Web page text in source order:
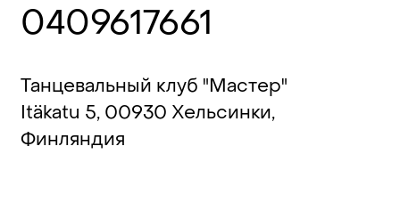
0409617661
Танцевальный клуб "Мастер"
Itäkatu 5, 00930 Хельсинки,
Финляндия